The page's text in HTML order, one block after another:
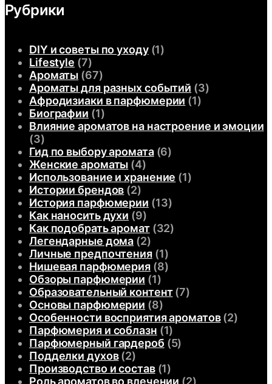
Рубрики
DIY и советы по уходу(1)
Lifestyle (7)
Ароматы (67)
Ароматы для разных событий (3)
Афродизиаки в парфюмерии (1)
Биографии (1)
Влияние ароматов на настроение и эмоции
(3)
Гид по выбору аромата(6)
Женские ароматы (4)
Использование и хранение (1)
Истории брендов (2)
История парфюмерии (13)
Как наносить духи (9)
Как подобрать аромат(32)
Легендарные дома (2)
Личные предпочтения(1)
Нишевая парфюмерия(8)
Обзоры парфюмерии (1)
Образовательный контент(7)
Основы парфюмерии (8)
Особенности восприятия ароматов(2)
Парфюмерия и соблазн (1)
Парфюмерный гардероб (5)
Подделки духов(2)
Производство и состав(1)
Роль ароматов во влечении (2)